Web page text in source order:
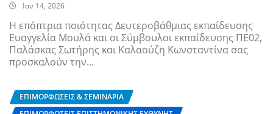
Ιαν 14, 2026
Η επόπτρια ποιότητας Δευτεροβάθμιας εκπαίδευσης
Ευαγγελία Μουλά και οι Σύμβουλοι εκπαίδευσης ΠΕ02,
Παλάσκας Σωτήρης και Καλαούζη Κωνσταντίνα σας
προσκαλούν την…
ΕΠΙΜΟΡΦΏΣΕΙΣ & ΣΕΜΙΝΆΡΙΑ